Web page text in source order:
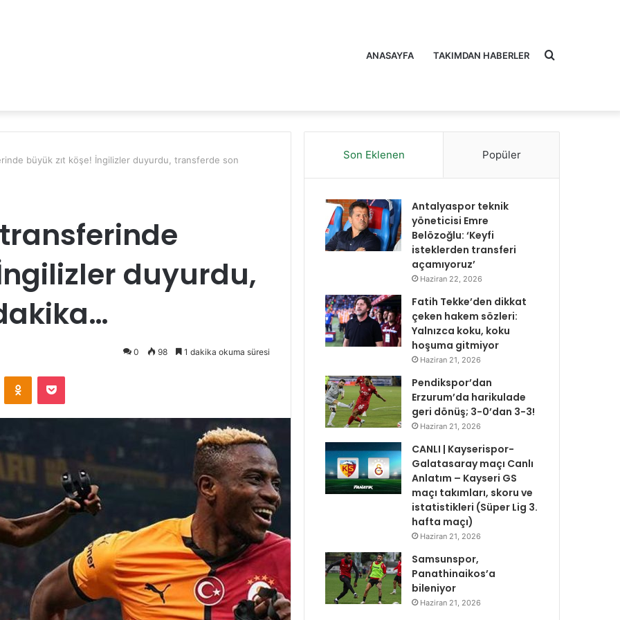
ANASAYFA TAKIMDAN HABERLER Arama
büyük zıt köşe! İngilizler duyurdu, transferde son
duyurdu,
0 98 1 dakika okuma süresi
Odnoklassniki
Pocket
Son Eklenen Popüler
Antalyaspor teknik
yöneticisi Emre
Belözoğlu: ‘Keyfi
isteklerden transferi
açamıyoruz’
Haziran 22, 2026
Fatih Tekke’den dikkat
çeken hakem sözleri:
Yalnızca koku, koku
hoşuma gitmiyor
Haziran 21, 2026
Pendikspor’dan
Erzurum’da harikulade
geri dönüş; 3-0’dan 3-3!
Haziran 21, 2026
CANLI | Kayserispor-
Galatasaray maçı Canlı
Anlatım – Kayseri GS
maçı takımları, skoru ve
istatistikleri (Süper Lig 3.
hafta maçı)
Haziran 21, 2026
Samsunspor,
Panathinaikos’a
bileniyor
Haziran 21, 2026